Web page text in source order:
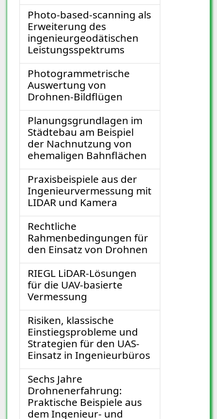
Photo-based-scanning als
Erweiterung des
ingenieurgeodätischen
Leistungsspektrums
Photogrammetrische
Auswertung von
Drohnen-Bildflügen
Planungsgrundlagen im
Städtebau am Beispiel
der Nachnutzung von
ehemaligen Bahnflächen
Praxisbeispiele aus der
Ingenieurvermessung mit
LIDAR und Kamera
Rechtliche
Rahmenbedingungen für
den Einsatz von Drohnen
RIEGL LiDAR-Lösungen
für die UAV-basierte
Vermessung
Risiken, klassische
Einstiegsprobleme und
Strategien für den UAS-
Einsatz in Ingenieurbüros
Sechs Jahre
Drohnenerfahrung:
Praktische Beispiele aus
dem Ingenieur- und